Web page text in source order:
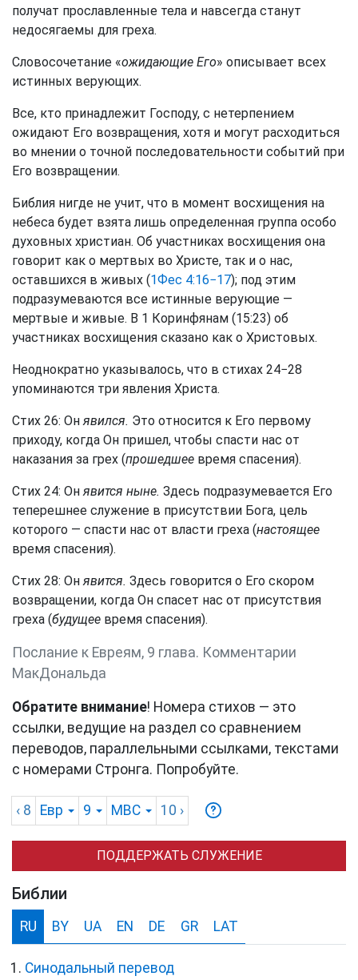
получат прославленные тела и навсегда станут
недосягаемы для греха.
Словосочетание «ожидающие Его» описывает всех
истинных верующих.
Все, кто принадлежит Господу, с нетерпением
ожидают Его возвращения, хотя и могут расходиться
во мнении о точной последовательности событий при
Его возвращении.
Библия нигде не учит, что в момент восхищения на
небеса будет взята лишь определенная группа особо
духовных христиан. Об участниках восхищения она
говорит как о мертвых во Христе, так и о нас,
оставшихся в живых (1Фес 4:16−17); под этим
подразумеваются все истинные верующие —
мертвые и живые. В 1 Коринфянам (15:23) об
участниках восхищения сказано как о Христовых.
Неоднократно указывалось, что в стихах 24−28
упоминаются три явления Христа.
Стих 26: Онявился. Это относится к Его первому
приходу, когда Он пришел, чтобы спасти нас от
наказания за грех (прошедшее время спасения).
Стих 24: Онявится ныне. Здесь подразумевается Его
теперешнее служение в присутствии Бога, цель
которого — спасти нас от власти греха (настоящее
время спасения).
Стих 28: Онявится. Здесь говорится о Его скором
возвращении, когда Он спасет нас от присутствия
греха (будущее время спасения).
Послание к Евреям, 9 глава. Комментарии
МакДональда
Обратите внимание! Номера стихов — это
ссылки, ведущие на раздел со сравнением
переводов, параллельными ссылками, текстами
с номерами Стронга. Попробуйте.
‹ 8 Евр 9 MBC 10 ›
ПОДДЕРЖАТЬ СЛУЖЕНИЕ
Библии
RU BY UA EN DE GR LAT
Синодальный перевод